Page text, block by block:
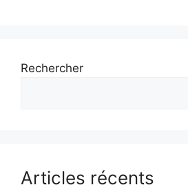
Rechercher
Articles récents